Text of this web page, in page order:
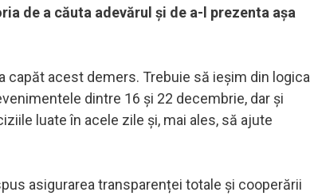
de a căuta adevărul și de a-l prezenta așa
capăt acest demers. Trebuie să ieșim din logica
dintre 16 și 22 decembrie, dar și
luate în acele zile și, mai ales, să ajute
asigurarea transparenței totale și cooperării